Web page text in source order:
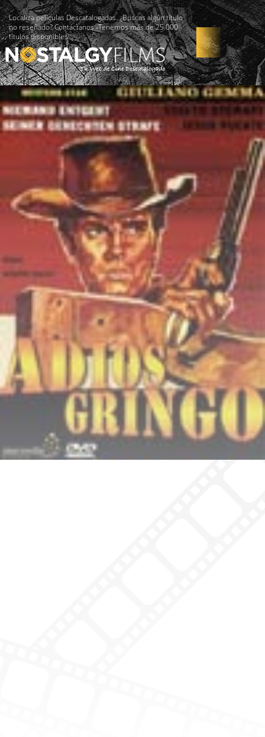
Localiza películas Descatalogadas. ¿Buscas algún título
no reseñado? Contáctanos -Tenemos más de 25.000
títulos disponibles!